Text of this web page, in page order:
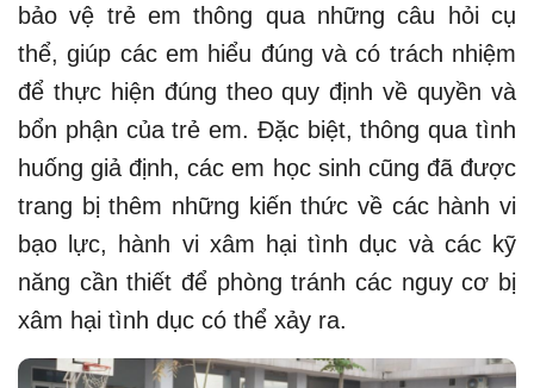
bảo vệ trẻ em thông qua những câu hỏi cụ
thể, giúp các em hiểu đúng và có trách nhiệm
để thực hiện đúng theo quy định về quyền và
bổn phận của trẻ em. Đặc biệt, thông qua tình
huống giả định, các em học sinh cũng đã được
trang bị thêm những kiến thức về các hành vi
bạo lực, hành vi xâm hại tình dục và các kỹ
năng cần thiết để phòng tránh các nguy cơ bị
xâm hại tình dục có thể xảy ra.